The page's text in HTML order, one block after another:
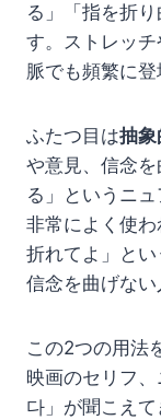
る」「指を折
す。ストレッ
脈でも頻繁に登
ふたつ目は抽象
や意見、信念
る」というニ
非常によく使
折れてよ」と
信念を曲げない
この2つの用法
映画のセリフ
다」が聞こえ